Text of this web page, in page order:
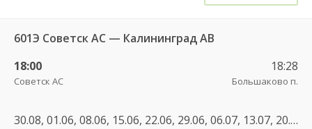
601Э Советск АС — Калининград АВ
18:00
Советск АС
18:28
Большаково п.
30.08, 01.06, 08.06, 15.06, 22.06, 29.06, 06.07, 13.07, 20.07, 27.07, 10.08, 17.08, 24.08, 31.08, 07.09, 14.09, 21.09, 20.09, 28.09, 05.10, 12.10, 19.10, 26.10, 04.11, 09.11, 16.11, 23.11, 30.11, 07.12, 14.12, 21.12, 28.12, 18.01